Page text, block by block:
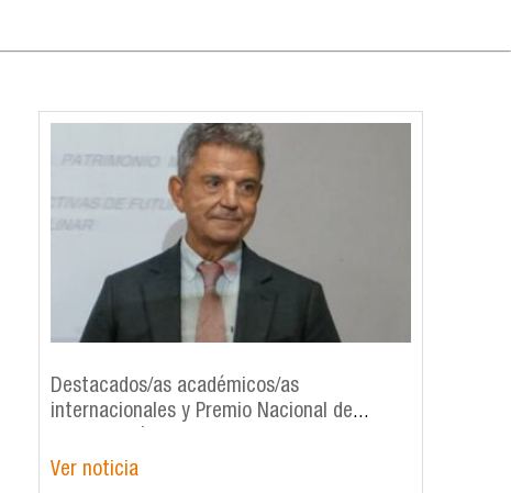
Destacados/as académicos/as
internacionales y Premio Nacional de
de patrimonio en IDEA
Ver noticia